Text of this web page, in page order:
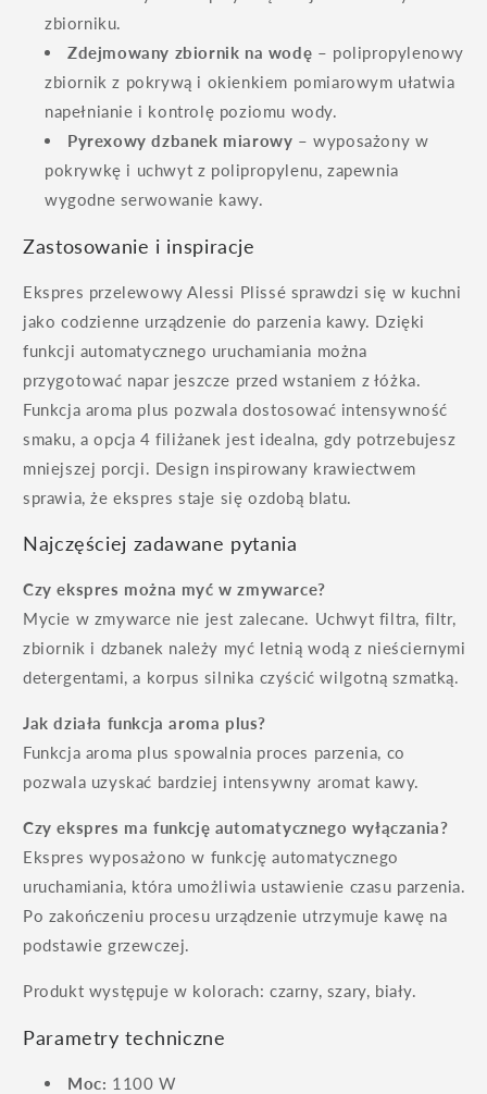
zbiorniku.
Zdejmowany zbiornik na wodę – polipropylenowy
zbiornik z pokrywą i okienkiem pomiarowym ułatwia
napełnianie i kontrolę poziomu wody.
Pyrexowy dzbanek miarowy – wyposażony w
pokrywkę i uchwyt z polipropylenu, zapewnia
wygodne serwowanie kawy.
Zastosowanie i inspiracje
Ekspres przelewowy Alessi Plissé sprawdzi się w kuchni
jako codzienne urządzenie do parzenia kawy. Dzięki
funkcji automatycznego uruchamiania można
przygotować napar jeszcze przed wstaniem z łóżka.
Funkcja aroma plus pozwala dostosować intensywność
smaku, a opcja 4 filiżanek jest idealna, gdy potrzebujesz
mniejszej porcji. Design inspirowany krawiectwem
sprawia, że ekspres staje się ozdobą blatu.
Najczęściej zadawane pytania
Czy ekspres można myć w zmywarce?
Mycie w zmywarce nie jest zalecane. Uchwyt filtra, filtr,
zbiornik i dzbanek należy myć letnią wodą z nieściernymi
detergentami, a korpus silnika czyścić wilgotną szmatką.
Jak działa funkcja aroma plus?
Funkcja aroma plus spowalnia proces parzenia, co
pozwala uzyskać bardziej intensywny aromat kawy.
Czy ekspres ma funkcję automatycznego wyłączania?
Ekspres wyposażono w funkcję automatycznego
uruchamiania, która umożliwia ustawienie czasu parzenia.
Po zakończeniu procesu urządzenie utrzymuje kawę na
podstawie grzewczej.
Produkt występuje w kolorach: czarny, szary, biały.
Parametry techniczne
Moc: 1100 W